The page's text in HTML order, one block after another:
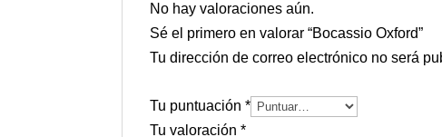
No hay valoraciones aún.
Sé el primero en valorar “Bocassio Oxford”
Tu dirección de correo electrónico no será
Tu puntuación*
Tu valoración*